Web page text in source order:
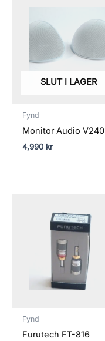
SLUT I LAGER
Fynd
Monitor Audio V240
4,990 kr
Fynd
Furutech FT-816